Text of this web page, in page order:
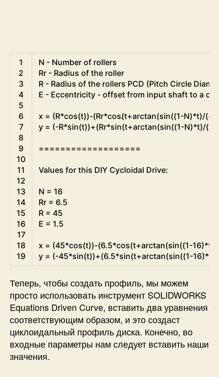
1
2
3
4
5
6
7
8
9
10
11
12
13
14
15
16
17
18
19
N - Number of rollers
Rr - Radius of the roller
R - Radius of the rollers PCD (Pitch Circle
E - Eccentricity - offset from input shaft to a
x = (R*cos(t))-(Rr*cos(t+arctan(sin((1-N)*t)/((
y = (-R*sin(t))+(Rr*sin(t+arctan(sin((1-N)*t)/(
===================
Values for this DIY Cycloidal Drive:
N = 16
Rr = 6.5
R = 45
E = 1.5
x = (45*cos(t))-(6.5*cos(t+arctan(sin((1-16)*t
y = (-45*sin(t))+(6.5*sin(t+arctan(sin((1-16)*t
Теперь, чтобы создать профиль, мы можем
просто использовать инструмент SOLIDWORKS
Equations Driven Curve, вставить два уравнения
соответствующим образом, и это создаст
циклоидальный профиль диска. Конечно, во
входные параметры нам следует вставить наши
значения.